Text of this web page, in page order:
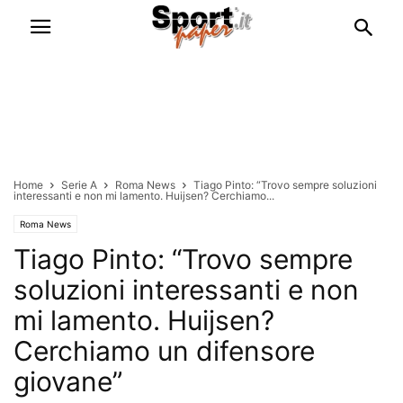
Home Serie A Roma News
Tiago Pinto: “Trovo sempre soluzioni
interessanti e non mi lamento. Huijsen? Cerchiamo...
Roma News
Tiago Pinto: “Trovo sempre
soluzioni interessanti e non
mi lamento. Huijsen?
Cerchiamo un difensore
giovane”